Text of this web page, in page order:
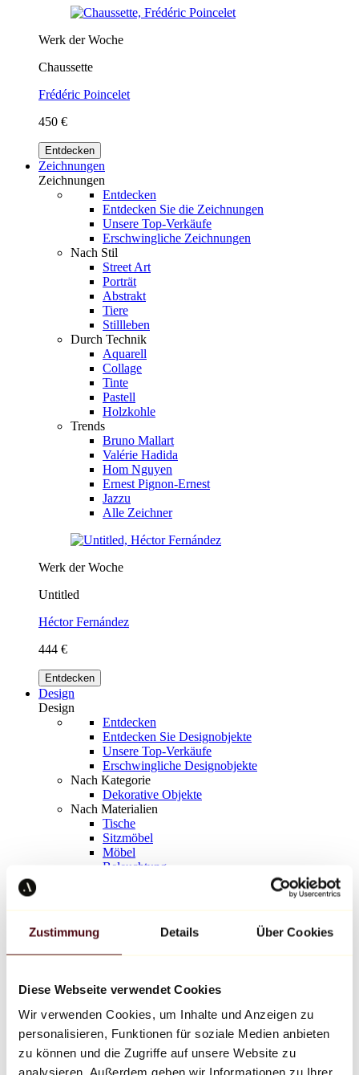
Zustimmung Details Über Cookies
Diese Webseite verwendet Cookies
Wir verwenden Cookies, um Inhalte und Anzeigen zu
personalisieren, Funktionen für soziale Medien anbieten
zu können und die Zugriffe auf unsere Website zu
analysieren. Außerdem geben wir Informationen zu Ihrer
Werk der Woche
Chaussette
Frédéric Poincelet
450 €
Entdecken
Zeichnungen
Zeichnungen
Entdecken
Entdecken Sie die Zeichnungen
Unsere Top-Verkäufe
Erschwingliche Zeichnungen
Nach Stil
Street Art
Porträt
Abstrakt
Tiere
Stillleben
Durch Technik
Aquarell
Collage
Tinte
Pastell
Holzkohle
Trends
Bruno Mallart
Valérie Hadida
Hom Nguyen
Ernest Pignon-Ernest
Jazzu
Alle Zeichner
Werk der Woche
Untitled
Héctor Fernández
444 €
Entdecken
Design
Design
Entdecken
Entdecken Sie Designobjekte
Unsere Top-Verkäufe
Erschwingliche Designobjekte
Nach Kategorie
Dekorative Objekte
Nach Materialien
Tische
Sitzmöbel
Möbel
Beleuchtung
Richard Orlinski
Keith Haring
Jeff Koons
Jean-Michel Basquiat
Alle Designer
Werk der Woche